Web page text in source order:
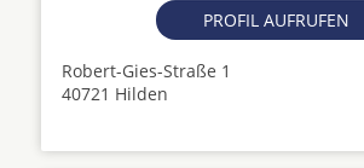
PROFIL AUFRUFEN
Robert-Gies-Straße 1
40721 Hilden